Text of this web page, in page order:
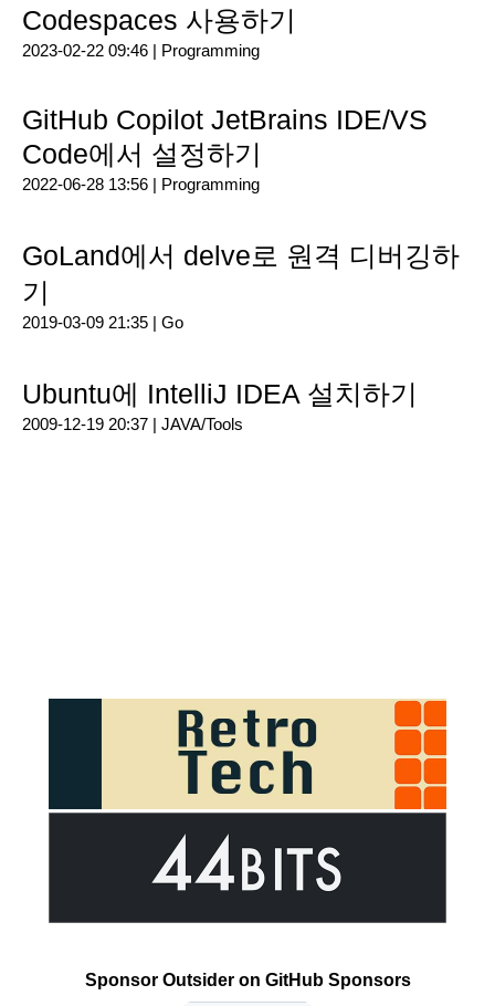
Codespaces 사용하기
2023-02-22 09:46 | Programming
GitHub Copilot JetBrains IDE/VS
Code에서 설정하기
2022-06-28 13:56 | Programming
GoLand에서 delve로 원격 디버깅하
기
2019-03-09 21:35 | Go
Ubuntu에 IntelliJ IDEA 설치하기
2009-12-19 20:37 | JAVA/Tools
Sponsor Outsider on GitHub Sponsors